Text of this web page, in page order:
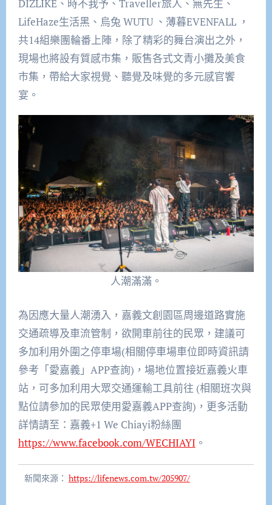
DIZLIKE、時不我予、Traveller旅人、無先生、
LifeHaze生活黑、烏兔 WUTU 、薄暮EVENFALL ，
共14組樂團輪番上陣，除了精彩的舞台演出之外，
現場也將設有質感市集，販售各式文青小攤及美食
市集，帶給大家視覺、聽覺及味覺的多元感官饗
宴。
人潮滿滿。
為因應大量人潮湧入，嘉義文創園區周邊道路實施
交通疏導及車流管制，欲開車前往的民眾，建議可
多加利用外圍之停車場(相關停車場車位即時資訊請
參考「愛嘉義」APP查詢)，場地位置接近嘉義火車
站，可多加利用大眾交通運輸工具前往 (相關班次與
點位請參加的民眾使用愛嘉義APP查詢)，更多活動
詳情請至：嘉義+1 We Chiayi粉絲團
https://www.facebook.com/WECHIAYI 。
新聞來源： https://lifenews.com.tw/205907/